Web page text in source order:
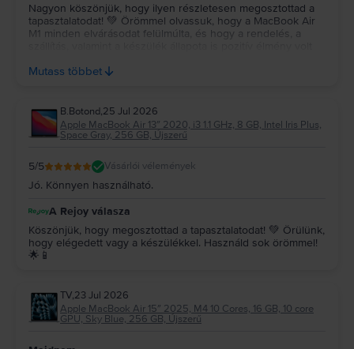
Nagyon köszönjük, hogy ilyen részletesen megosztottad a
tapasztalatodat! 💚 Örömmel olvassuk, hogy a MacBook Air
M1 minden elvárásodat felülmúlta, és hogy a rendelés, a
jövőben is minket választasz! 💻✨
Mutass többet
B.Botond,25 Jul 2026
Apple MacBook Air 13″ 2020, i3 1.1 GHz, 8 GB, Intel Iris Plus,
Space Gray, 256 GB, Újszerű
5/5 Vásárlói vélemények
Jó. Könnyen használható.
A Rejoy válasza
Köszönjük, hogy megosztottad a tapasztalatodat! 💚 Örülünk,
hogy elégedett vagy a készülékkel. Használd sok örömmel!
🌟📱
TV,23 Jul 2026
Apple MacBook Air 15″ 2025, M4 10 Cores, 16 GB, 10 core
GPU, Sky Blue, 256 GB, Újszerű